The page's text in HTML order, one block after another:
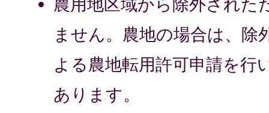
農用地区域から除外された
ません。農地の場合は、除
よる農地転用許可申請を行
あります。